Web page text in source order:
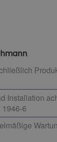
Installation
6